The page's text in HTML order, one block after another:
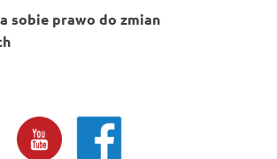
sobie prawo do zmian